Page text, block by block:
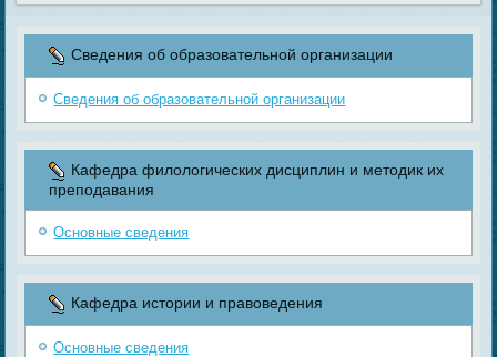
Сведения об образовательной организации
Сведения об образовательной организации
Кафедра филологических дисциплин и методик их
преподавания
Основные сведения
Кафедра истории и правоведения
Основные сведения